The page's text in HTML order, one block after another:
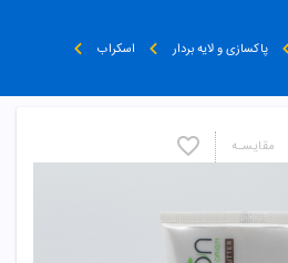
پاکسازی و لایه بردار
اسکراب
مقایسـه